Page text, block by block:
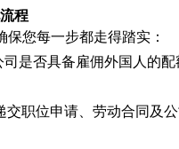
程
您每一步都走得踏实：
是否具备雇佣外国人的
交职位申请、劳动合同及